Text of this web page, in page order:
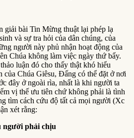
giải bài Tin Mừng thuật lại phép lạ
và sự tra hỏi của dân chúng, của
người này phủ nhận hoạt động của
Chúa không làm việc ngày thứ bẩy.
luận đó cho thấy thật khó hiểu
của Chúa Giêsu, Đấng có thể đặt ở nơi
đây ở ngoài rìa, nhất là khi người ta
vị thế ưu tiên chứ không phải là tình
tìm cách cứu độ tất cả mọi người (Xc
xét rằng:
người phải chịu